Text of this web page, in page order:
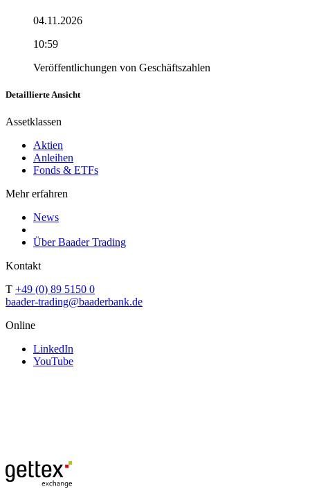
04.11.2026
10:59
Veröffentlichungen von Geschäftszahlen
Detaillierte Ansicht
Assetklassen
Aktien
Anleihen
Fonds & ETFs
Mehr erfahren
News
Über Baader Trading
Kontakt
T +49 (0) 89 5150 0
baader-trading@baaderbank.de
Online
LinkedIn
YouTube